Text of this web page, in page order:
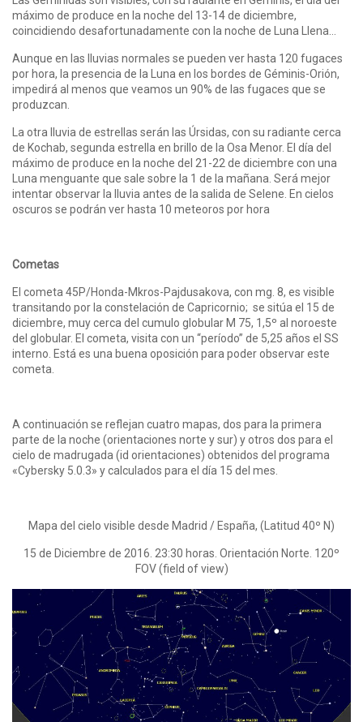
máximo de produce en la noche del 13-14 de diciembre,
coincidiendo desafortunadamente con la noche de Luna Llena…
Aunque en las lluvias normales se pueden ver hasta 120 fugaces
por hora, la presencia de la Luna en los bordes de Géminis-Orión,
impedirá al menos que veamos un 90% de las fugaces que se
produzcan.
La otra lluvia de estrellas serán las Úrsidas, con su radiante cerca
de Kochab, segunda estrella en brillo de la Osa Menor. El día del
máximo de produce en la noche del 21-22 de diciembre con una
Luna menguante que sale sobre la 1 de la mañana. Será mejor
intentar observar la lluvia antes de la salida de Selene. En cielos
oscuros se podrán ver hasta 10 meteoros por hora
Cometas
El cometa 45P/Honda-Mkros-Pajdusakova, con mg. 8, es visible
transitando por la constelación de Capricornio; se sitúa el 15 de
diciembre, muy cerca del cumulo globular M 75, 1,5º al noroeste
del globular. El cometa, visita con un “período” de 5,25 años el SS
interno. Está es una buena oposición para poder observar este
cometa.
A continuación se reflejan cuatro mapas, dos para la primera
parte de la noche (orientaciones norte y sur) y otros dos para el
cielo de madrugada (id orientaciones) obtenidos del programa
«Cybersky 5.0.3» y calculados para el día 15 del mes.
Mapa del cielo visible desde Madrid / España, (Latitud 40º N)
15 de Diciembre de 2016. 23:30 horas. Orientación Norte. 120º
FOV (field of view)